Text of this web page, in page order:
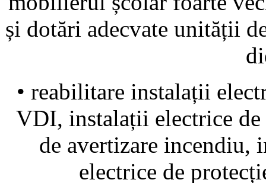
și dotări adecvate unității
• reabilitare instalații
VDI, instalații electrice
de avertizare incendiu,
electrice de